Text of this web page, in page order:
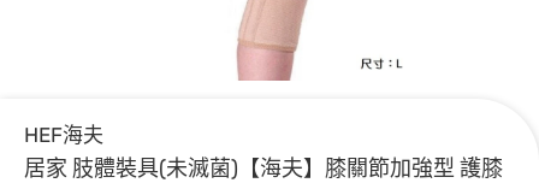
HEF海夫
居家 肢體裝具(未滅菌)【海夫】膝關節加強型 護膝